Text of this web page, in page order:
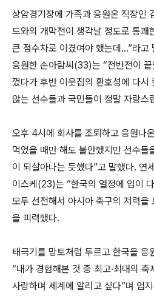
상암경기장에 가족과 응원온 직장인
드와의 개막전이 생각날 정도로 통쾌
큰 점수차로 이겼여야 했는데…”라고
응원한 손아람씨(33)는 “전반전이
껐다가 후반 이웃집의 환호성에 다시
않는 선수들과 국민들이 정말 자랑스
오후 4시에 회사를 조퇴하고 응원나
먹었을 때만 해도 불안했지만 선수들
이 되살아나는 듯했다”고 말했다. 연
이스케(23)는 “한국의 열정에 입이
모두 선전해서 아시아 축구의 저력을
을 피력했다.
태극기를 망토처럼 두르고 한국을 응
“내가 경험해본 것 중 최고·최대의
사랑하며 세계에 알리고 싶다”며 엄